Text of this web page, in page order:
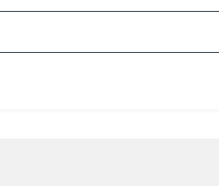
Bar